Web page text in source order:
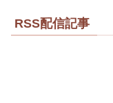
RSS配信記事